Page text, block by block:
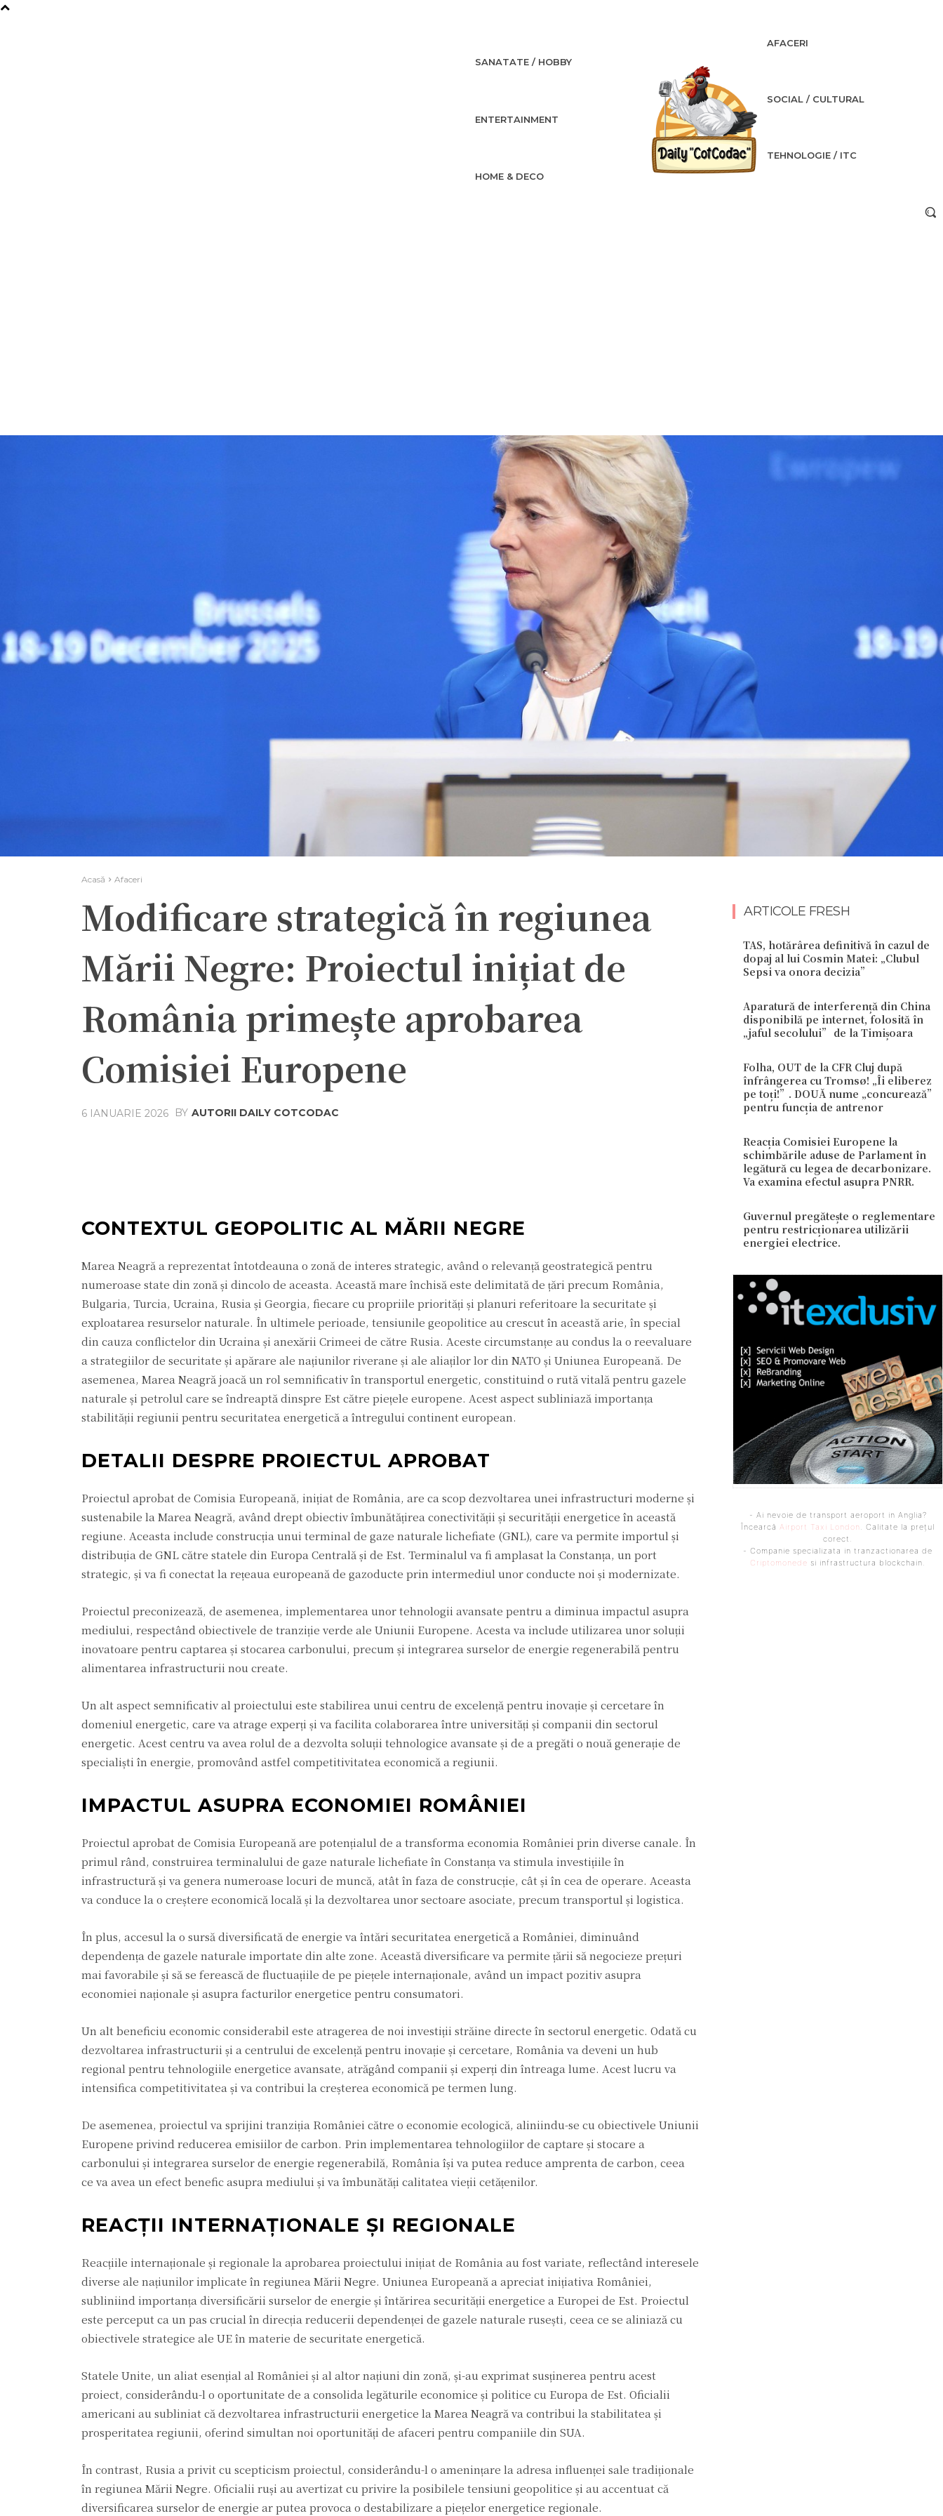
SANATATE / HOBBY
ENTERTAINMENT
HOME & DECO
AFACERI
SOCIAL / CULTURAL
TEHNOLOGIE / ITC
Acasă Afaceri
Modificare strategică în regiunea
Mării Negre: Proiectul inițiat de
România primește aprobarea
Comisiei Europene
6 IANUARIE 2026 BY AUTORII DAILY COTCODAC
CONTEXTUL GEOPOLITIC AL MĂRII NEGRE
Marea Neagră a reprezentat întotdeauna o zonă de interes strategic, având o relevanță geostrategică pentru
numeroase state din zonă și dincolo de aceasta. Această mare închisă este delimitată de țări precum România,
Bulgaria, Turcia, Ucraina, Rusia și Georgia, fiecare cu propriile priorități și planuri referitoare la securitate și
exploatarea resurselor naturale. În ultimele perioade, tensiunile geopolitice au crescut în această arie, în special
din cauza conflictelor din Ucraina și anexării Crimeei de către Rusia. Aceste circumstanțe au condus la o reevaluare
a strategiilor de securitate și apărare ale națiunilor riverane și ale aliaților lor din NATO și Uniunea Europeană. De
asemenea, Marea Neagră joacă un rol semnificativ în transportul energetic, constituind o rută vitală pentru gazele
naturale și petrolul care se îndreaptă dinspre Est către piețele europene. Acest aspect subliniază importanța
stabilității regiunii pentru securitatea energetică a întregului continent european.
DETALII DESPRE PROIECTUL APROBAT
Proiectul aprobat de Comisia Europeană, inițiat de România, are ca scop dezvoltarea unei infrastructuri moderne și
sustenabile la Marea Neagră, având drept obiectiv îmbunătățirea conectivității și securității energetice în această
regiune. Aceasta include construcția unui terminal de gaze naturale lichefiate (GNL), care va permite importul și
distribuția de GNL către statele din Europa Centrală și de Est. Terminalul va fi amplasat la Constanța, un port
strategic, și va fi conectat la rețeaua europeană de gazoducte prin intermediul unor conducte noi și modernizate.
Proiectul preconizează, de asemenea, implementarea unor tehnologii avansate pentru a diminua impactul asupra
mediului, respectând obiectivele de tranziție verde ale Uniunii Europene. Acesta va include utilizarea unor soluții
inovatoare pentru captarea și stocarea carbonului, precum și integrarea surselor de energie regenerabilă pentru
alimentarea infrastructurii nou create.
Un alt aspect semnificativ al proiectului este stabilirea unui centru de excelență pentru inovație și cercetare în
domeniul energetic, care va atrage experți și va facilita colaborarea între universități și companii din sectorul
energetic. Acest centru va avea rolul de a dezvolta soluții tehnologice avansate și de a pregăti o nouă generație de
specialiști în energie, promovând astfel competitivitatea economică a regiunii.
IMPACTUL ASUPRA ECONOMIEI ROMÂNIEI
Proiectul aprobat de Comisia Europeană are potențialul de a transforma economia României prin diverse canale. În
primul rând, construirea terminalului de gaze naturale lichefiate în Constanța va stimula investițiile în
infrastructură și va genera numeroase locuri de muncă, atât în faza de construcție, cât și în cea de operare. Aceasta
va conduce la o creștere economică locală și la dezvoltarea unor sectoare asociate, precum transportul și logistica.
În plus, accesul la o sursă diversificată de energie va întări securitatea energetică a României, diminuând
dependența de gazele naturale importate din alte zone. Această diversificare va permite țării să negocieze prețuri
mai favorabile și să se ferească de fluctuațiile de pe piețele internaționale, având un impact pozitiv asupra
economiei naționale și asupra facturilor energetice pentru consumatori.
Un alt beneficiu economic considerabil este atragerea de noi investiții străine directe în sectorul energetic. Odată cu
dezvoltarea infrastructurii și a centrului de excelență pentru inovație și cercetare, România va deveni un hub
regional pentru tehnologiile energetice avansate, atrăgând companii și experți din întreaga lume. Acest lucru va
intensifica competitivitatea și va contribui la creșterea economică pe termen lung.
De asemenea, proiectul va sprijini tranziția României către o economie ecologică, aliniindu-se cu obiectivele Uniunii
Europene privind reducerea emisiilor de carbon. Prin implementarea tehnologiilor de captare și stocare a
carbonului și integrarea surselor de energie regenerabilă, România își va putea reduce amprenta de carbon, ceea
ce va avea un efect benefic asupra mediului și va îmbunătăți calitatea vieții cetățenilor.
REACȚII INTERNAȚIONALE ȘI REGIONALE
Reacțiile internaționale și regionale la aprobarea proiectului inițiat de România au fost variate, reflectând interesele
diverse ale națiunilor implicate în regiunea Mării Negre. Uniunea Europeană a apreciat inițiativa României,
subliniind importanța diversificării surselor de energie și întărirea securității energetice a Europei de Est. Proiectul
este perceput ca un pas crucial în direcția reducerii dependenței de gazele naturale rusești, ceea ce se aliniază cu
obiectivele strategice ale UE în materie de securitate energetică.
Statele Unite, un aliat esențial al României și al altor națiuni din zonă, și-au exprimat susținerea pentru acest
proiect, considerându-l o oportunitate de a consolida legăturile economice și politice cu Europa de Est. Oficialii
americani au subliniat că dezvoltarea infrastructurii energetice la Marea Neagră va contribui la stabilitatea și
prosperitatea regiunii, oferind simultan noi oportunități de afaceri pentru companiile din SUA.
În contrast, Rusia a privit cu scepticism proiectul, considerându-l o amenințare la adresa influenței sale tradiționale
în regiunea Mării Negre. Oficialii ruși au avertizat cu privire la posibilele tensiuni geopolitice și au accentuat că
diversificarea surselor de energie ar putea provoca o destabilizare a piețelor energetice regionale.
ARTICOLE FRESH
TAS, hotărârea definitivă în cazul de
dopaj al lui Cosmin Matei: „Clubul
Sepsi va onora decizia”
Aparatură de interferență din China
disponibilă pe internet, folosită în
„jaful secolului” de la Timișoara
Folha, OUT de la CFR Cluj după
înfrângerea cu Tromsø! „Îi eliberez
pe toți!”. DOUĂ nume „concurează”
pentru funcția de antrenor
Reacția Comisiei Europene la
schimbările aduse de Parlament în
legătură cu legea de decarbonizare.
Va examina efectul asupra PNRR.
Guvernul pregătește o reglementare
pentru restricționarea utilizării
energiei electrice.
- Ai nevoie de transport aeroport in Anglia?
Încearcă Airport Taxi London . Calitate la prețul
corect.
- Companie specializata in tranzactionarea de
Criptomonede si infrastructura blockchain.